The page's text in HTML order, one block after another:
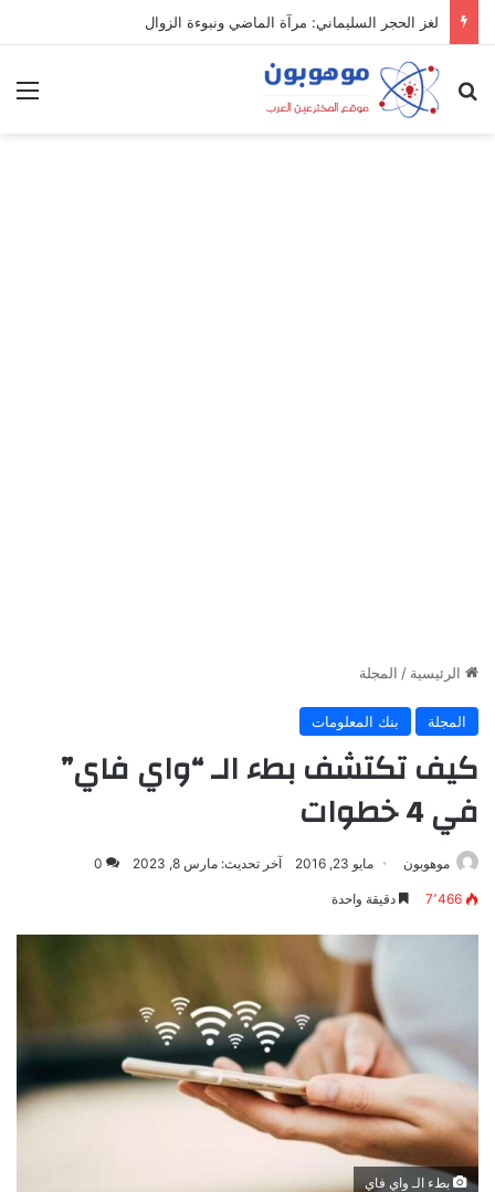
لغز الحجر السليماني: مرآة الماضي ونبوءة الزوال
بحث عن
الرئيسية / المجلة
المجلة بنك المعلومات
كيف تكتشف بطء الـ “واي فاي”
في 4 خطوات
موهوبون مايو 23, 2016 آخر تحديث: مارس 8, 2023 0
7٬466 دقيقة واحدة
بطء الـ واي فاي